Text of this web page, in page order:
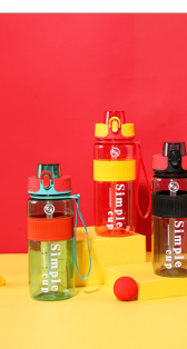
proteger las
Con una generosa
diseñada para
realizando una
para sus
Elija entre una
enérgico, el azul
diseñada para
permitiéndole
La botella presenta